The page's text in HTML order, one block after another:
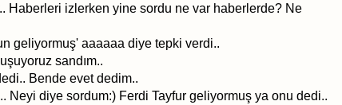
Haberleri izlerken yine sordu ne var haberlerde? Ne
geliyormuş' aaaaaa diye tepki verdi..
sandım..
Bende evet dedim..
Neyi diye sordum:) Ferdi Tayfur geliyormuş ya onu dedi..